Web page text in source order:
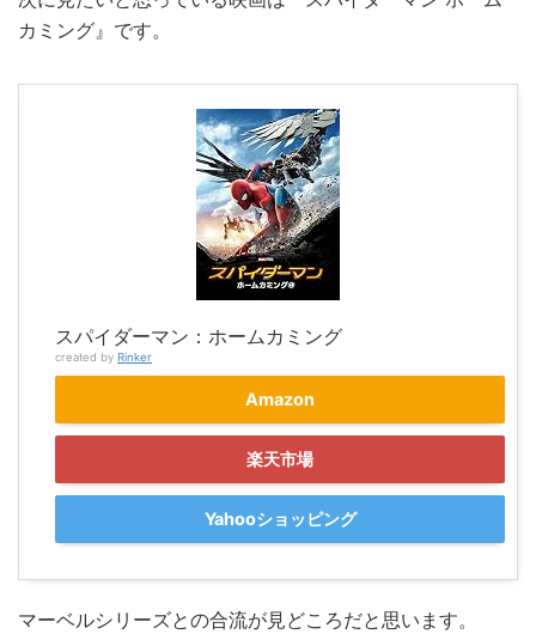
カミング』です。
スパイダーマン：ホームカミング
created by Rinker
Amazon
楽天市場
Yahooショッピング
マーベルシリーズとの合流が見どころだと思います。